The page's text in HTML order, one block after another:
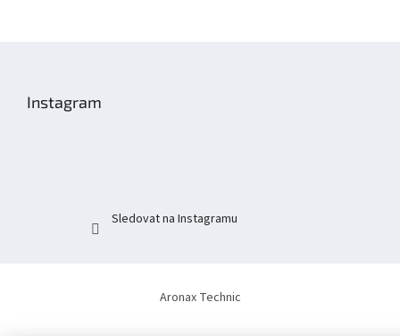
Instagram
Sledovat na Instagramu
Aronax Technic